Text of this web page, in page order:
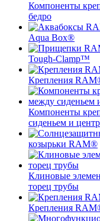
Компоненты
бедро
Aqua Box®
Tough-Clamp™
Крепления
Компоненты
сиденьем и
козырьки RAM®
Клиновые
торец трубы
Крепления